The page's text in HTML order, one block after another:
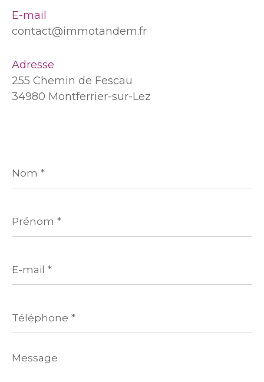
E-mail
contact@immotandem.fr
Adresse
255 Chemin de Fescau
34980 Montferrier-sur-Lez
*
*
mail
*
*
Message
*